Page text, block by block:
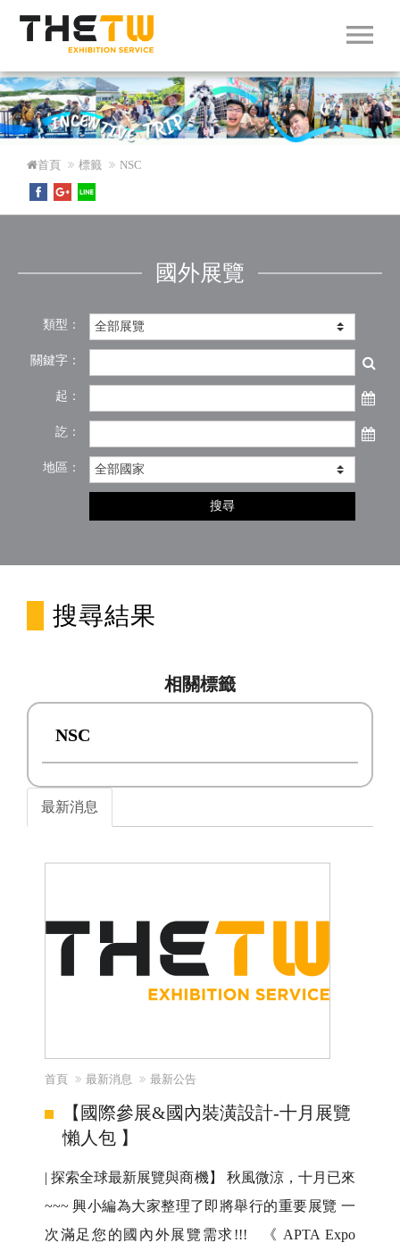
menu
首頁 標籤 NSC
國外展覽
類型：
關鍵字：
起：
訖：
地區：
搜尋
搜尋結果
相關標籤
NSC
最新消息
首頁 最新消息 最新公告
【國際參展&國內裝潢設計-十月展覽
懶人包 】
| 探索全球最新展覽與商機】 秋風微涼，十月已來
~~~ 興小編為大家整理了即將舉行的重要展覽 一
次滿足您的國內外展覽需求!!! 《 APTA Expo